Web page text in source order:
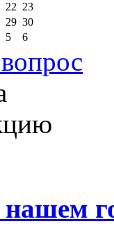
22 23
29 30
5 6